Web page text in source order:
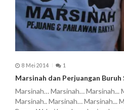
8 Mei 2014 1
Marsinah dan Perjuangan Buruh
Marsinah… Marsinah… Marsinah...
Marsinah.. Marsinah… Marsinah...